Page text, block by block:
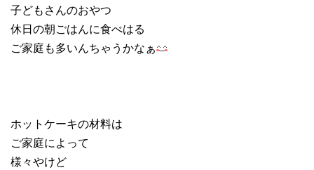
子どもさんのおやつ
休日の朝ごはんに食べはる
ご家庭も多いんちゃうかなぁ
ホットケーキの材料は
ご家庭によって
様々やけど